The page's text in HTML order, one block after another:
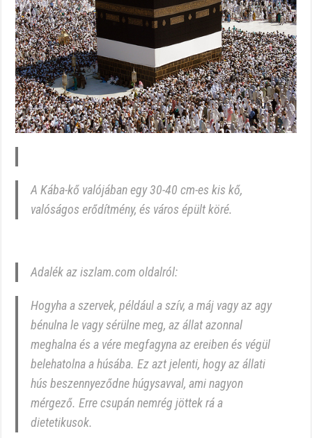
A Kába-kő valójában egy 30-40 cm-es kis kő,
valóságos erődítmény, és város épült köré.
Adalék az iszlam.com oldalról:
Hogyha a szervek, például a szív, a máj vagy az agy
bénulna le vagy sérülne meg, az állat azonnal
meghalna és a vére megfagyna az ereiben és végül
belehatolna a húsába. Ez azt jelenti, hogy az állati
hús beszennyeződne húgysavval, ami nagyon
mérgező. Erre csupán nemrég jöttek rá a
dietetikusok.